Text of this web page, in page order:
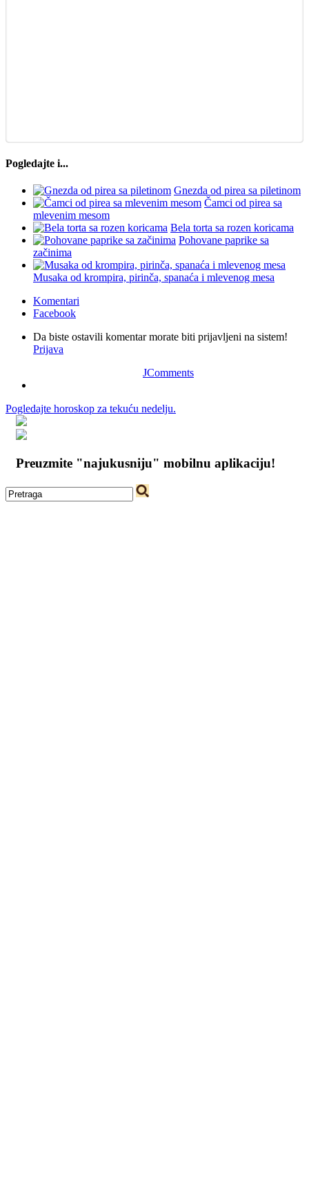
Pogledajte i...
Gnezda od pirea sa piletinom
Čamci od pirea sa
mlevenim mesom
Bela torta sa rozen koricama
Pohovane paprike sa
začinima
Musaka od krompira, pirinča, spanaća i mlevenog mesa
Komentari
Facebook
Da biste ostavili komentar morate biti prijavljeni na sistem!
Prijava
JComments
Pogledajte horoskop za tekuću nedelju.
Preuzmite "najukusniju" mobilnu aplikaciju!